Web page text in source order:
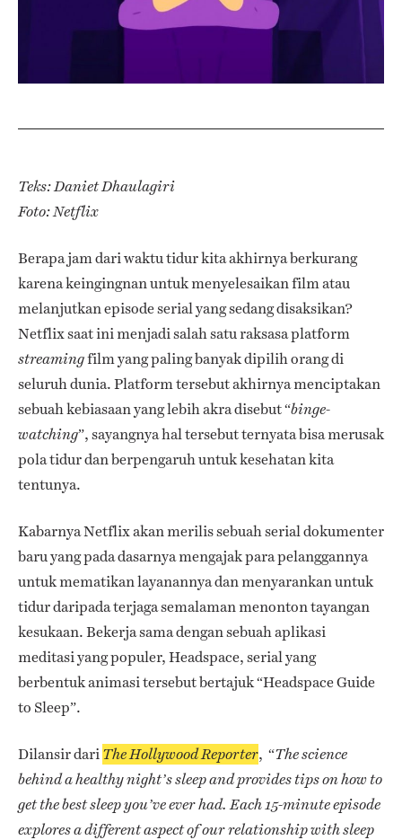
Teks: Daniet Dhaulagiri
Foto: Netflix
Berapa jam dari waktu tidur kita akhirnya berkurang
karena keingingnan untuk menyelesaikan film atau
melanjutkan episode serial yang sedang disaksikan?
Netflix saat ini menjadi salah satu raksasa platform
streamingfilm yang paling banyak dipilih orang di
seluruh dunia. Platform tersebut akhirnya menciptakan
sebuah kebiasaan yang lebih akra disebut “binge-
watching”, sayangnya hal tersebut ternyata bisa merusak
pola tidur dan berpengaruh untuk kesehatan kita
tentunya.
Kabarnya Netflix akan merilis sebuah serial dokumenter
baru yang pada dasarnya mengajak para pelanggannya
untuk mematikan layanannya dan menyarankan untuk
tidur daripada terjaga semalaman menonton tayangan
kesukaan. Bekerja sama dengan sebuah aplikasi
meditasi yang populer, Headspace, serial yang
berbentuk animasi tersebut bertajuk “Headspace Guide
to Sleep”.
Dilansir dari The Hollywood Reporter, “The science
behind a healthy night’s sleep and provides tips on how to
get the best sleep you’ve ever had. Each 15-minute episode
explores a different aspect of our relationship with sleep